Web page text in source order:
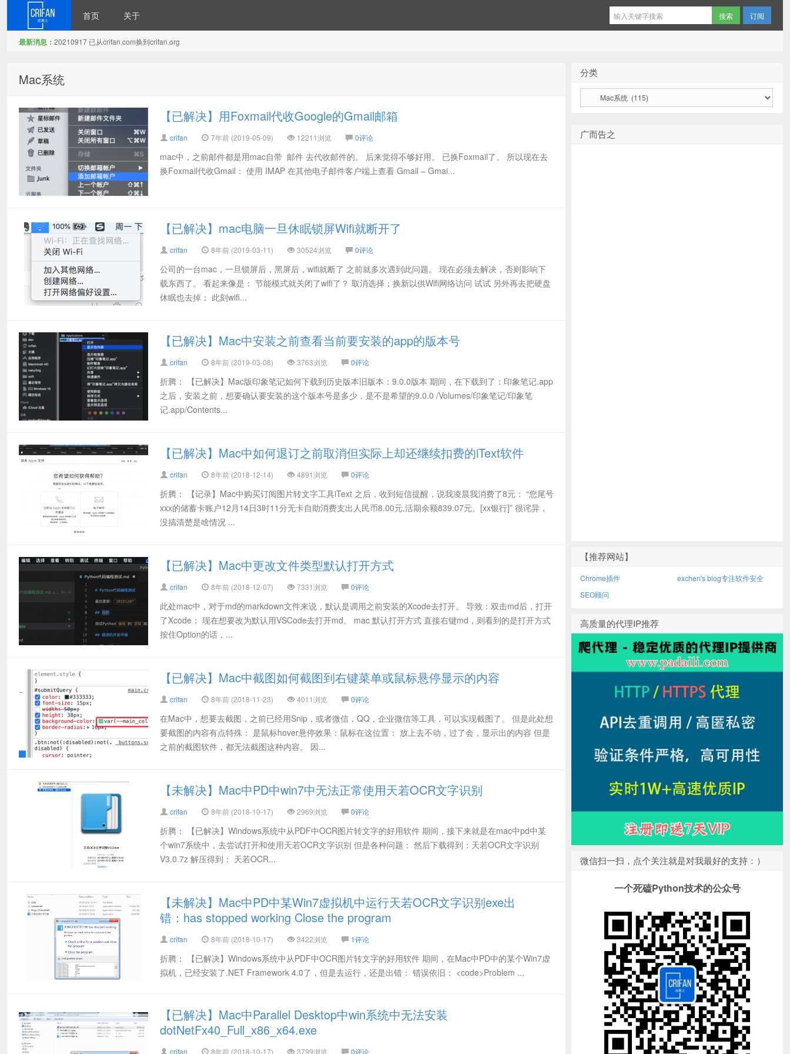
首页 关于 订阅
最新消息： 20210917 已从crifan.com换到crifan.org
Mac系统
【已解决】用Foxmail代收Google的Gmail邮箱
crifan 7年前 (2019-05-09) 12211浏览 0评论
mac中，之前邮件都是用mac自带 邮件 去代收邮件的。 后来觉得不够好用。 已换Foxmail了。 所以现在去
换Foxmail代收Gmail： 使用 IMAP 在其他电子邮件客户端上查看 Gmail – Gmai...
【已解决】mac电脑一旦休眠锁屏Wifi就断开了
crifan 8年前 (2019-03-11) 30524浏览 0评论
公司的一台mac，一旦锁屏后，黑屏后，wifi就断了 之前就多次遇到此问题。 现在必须去解决，否则影响下
载东西了。 看起来像是： 节能模式就关闭了wifi了？ 取消选择：换新以供Wifi网络访问 试试 另外再去把硬盘
休眠也去掉： 此刻wifi...
【已解决】Mac中安装之前查看当前要安装的app的版本号
crifan 8年前 (2019-03-08) 3763浏览 0评论
折腾： 【已解决】Mac版印象笔记如何下载到历史版本旧版本：9.0.0版本 期间，在下载到了：印象笔记.app
之后，安装之前，想要确认要安装的这个版本号是多少，是不是希望的9.0.0 /Volumes/印象笔记/印象笔
记.app/Contents...
【已解决】Mac中如何退订之前取消但实际上却还继续扣费的iText软件
crifan 8年前 (2018-12-14) 4891浏览 0评论
折腾： 【记录】Mac中购买订阅图片转文字工具iText 之后，收到短信提醒，说我凌晨我消费了8元： “您尾号
xxx的储蓄卡账户12月14日3时11分无卡自助消费支出人民币8.00元,活期余额839.07元。[xx银行]” 很诧异，
没搞清楚是啥情况 ...
【已解决】Mac中更改文件类型默认打开方式
crifan 8年前 (2018-12-07) 7331浏览 0评论
此处mac中，对于md的markdown文件来说，默认是调用之前安装的Xcode去打开。 导致：双击md后，打开
了Xcode： 现在想要改为默认用VSCode去打开md。 mac 默认打开方式 直接右键md，则看到的是打开方式
按住Option的话，...
【已解决】Mac中截图如何截图到右键菜单或鼠标悬停显示的内容
crifan 8年前 (2018-11-23) 4011浏览 0评论
在Mac中，想要去截图，之前已经用Snip，或者微信，QQ，企业微信等工具，可以实现截图了。 但是此处想
要截图的内容有点特殊： 是鼠标hover悬停效果：鼠标在这位置： 放上去不动，过了会，显示出的内容 但是
之前的截图软件，都无法截图这种内容。 因...
【未解决】Mac中PD中win7中无法正常使用天若OCR文字识别
crifan 8年前 (2018-10-17) 2969浏览 0评论
折腾： 【已解决】Windows系统中从PDF中OCR图片转文字的好用软件 期间，接下来就是在mac中pd中某
个win7系统中，去尝试打开和使用天若OCR文字识别 但是各种问题： 然后下载得到：天若OCR文字识别
V3.0.7z 解压得到： 天若OCR...
【未解决】Mac中PD中某Win7虚拟机中运行天若OCR文字识别exe出
错：has stopped working Close the program
crifan 8年前 (2018-10-17) 3422浏览 1评论
折腾： 【已解决】Windows系统中从PDF中OCR图片转文字的好用软件 期间，在Mac中PD中的某个Win7虚
拟机，已经安装了.NET Framework 4.0了，但是去运行，还是出错： 错误依旧： <code>Problem ...
【已解决】Mac中Parallel Desktop中win系统中无法安装
dotNetFx40_Full_x86_x64.exe
crifan 8年前 (2018-10-17) 3799浏览 0评论
分类
广而告之
【推荐网站】
Chrome插件
exchen's blog专注软件安全
SEO顾问
高质量的代理IP推荐
微信扫一扫，点个关注就是对我最好的支持：）
一个死磕Python技术的公众号